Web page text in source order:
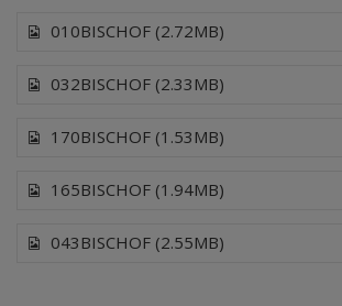
010BISCHOF (2.72MB)
032BISCHOF (2.33MB)
170BISCHOF (1.53MB)
165BISCHOF (1.94MB)
043BISCHOF (2.55MB)